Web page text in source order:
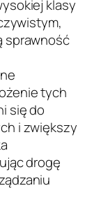
klasy
sprawność
tych
się do
i zwiększy
drogę